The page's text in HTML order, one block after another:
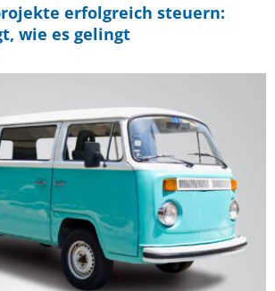
erfolgreich steuern:
wie es gelingt